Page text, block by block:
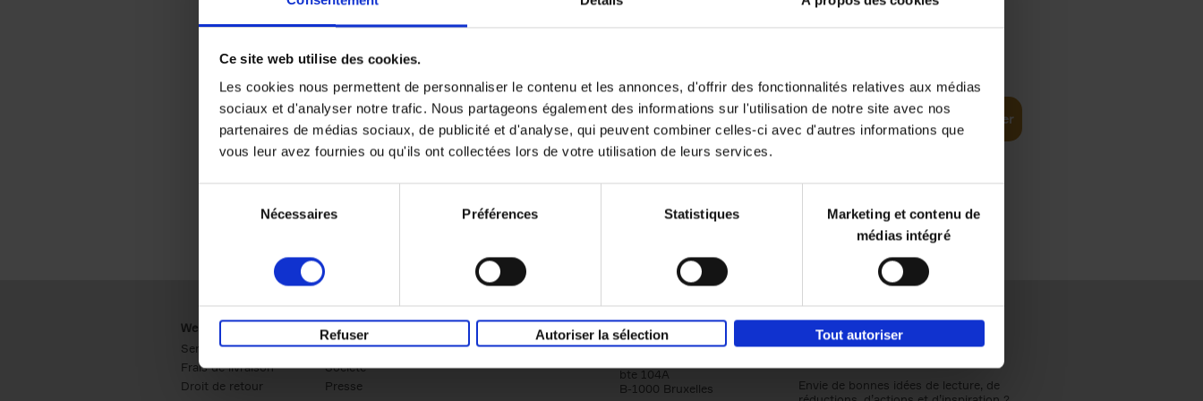
Ce site web utilise des cookies.
Les cookies nous permettent de personnaliser le contenu et les annonces, d'offrir des fonctionnalités relatives aux médias
sociaux et d'analyser notre trafic. Nous partageons également des informations sur l'utilisation de notre site avec nos
partenaires de médias sociaux, de publicité et d'analyse, qui peuvent combiner celles-ci avec d'autres informations que
vous leur avez fournies ou qu'ils ont collectées lors de votre utilisation de leurs services.
Nécessaires Préférences Statistiques
Marketing et contenu de
médias intégré
Refuser Autoriser la sélection Tout autoriser
Planning to Promoting
Clo Willaerts
Couverture souple
352 Ajouter au panier
Webshop
Service clients
Frais de livraison
Droit de retour
Business
Ventes
Société
Presse
Société
Qui sommes-nous?
Éditions Racine
Tour & Taxis
bte 104A
B-1000 Bruxelles
Envie de bonnes idées de lecture, de